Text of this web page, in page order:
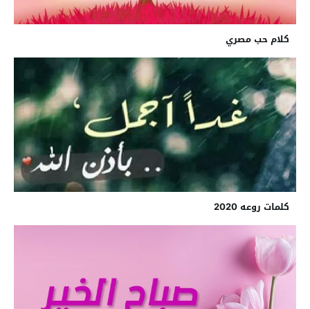
كلام حب مصري
كلمات روعه 2020